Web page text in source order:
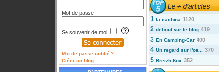
Mot de passe :
Se souvenir de moi
Mot de passe oublié ?
Créer un blog
1 la cachina 1120
2 debout sur le blog 419
3 En Camping-Car 400
4 Un regard sur l'ou... 370
5 Breizh-Box 352